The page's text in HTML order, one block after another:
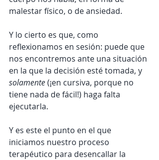
malestar físico, o de ansiedad.
Y lo cierto es que, como
reflexionamos en sesión: puede que
nos encontremos ante una situación
en la que la decisión esté tomada, y
solamente (¡en cursiva, porque no
tiene nada de fácil!) haga falta
ejecutarla.
Y es este el punto en el que
iniciamos nuestro proceso
terapéutico para desencallar la